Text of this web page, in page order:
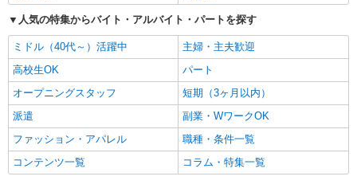
人気の特集からバイト・アルバイト・パートを探す
ミドル（40代～）活躍中
主婦・主夫歓迎
高校生OK
パート
オープニングスタッフ
短期（3ヶ月以内）
派遣
副業・WワークOK
ファッション・アパレル
職種・条件一覧
コンテンツ一覧
コラム・特集一覧